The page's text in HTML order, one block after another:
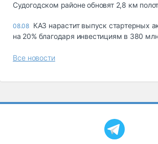
Судогодском районе обновят 2,8 км
08.08 КАЗ нарастит выпуск стартерных
на 20% благодаря инвестициям в 380
Все новости